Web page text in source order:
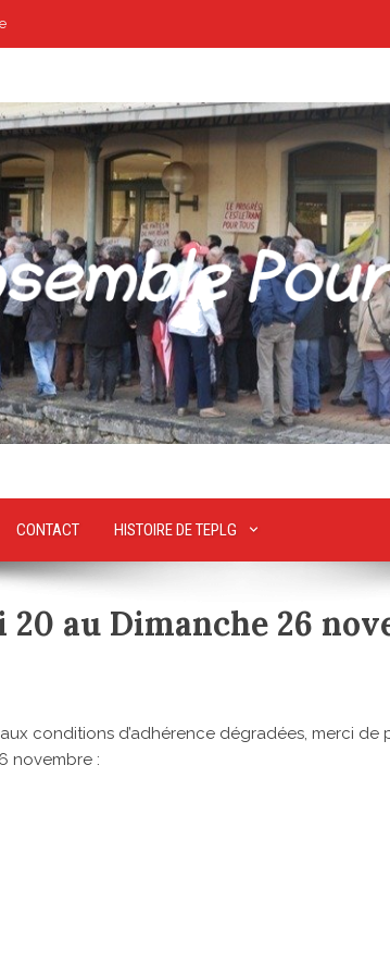
LES GARES
CONTACT HISTOIRE DE TEPLG
au Dimanche 26
conditions d’adhérence dégradées, merci de
novembre :